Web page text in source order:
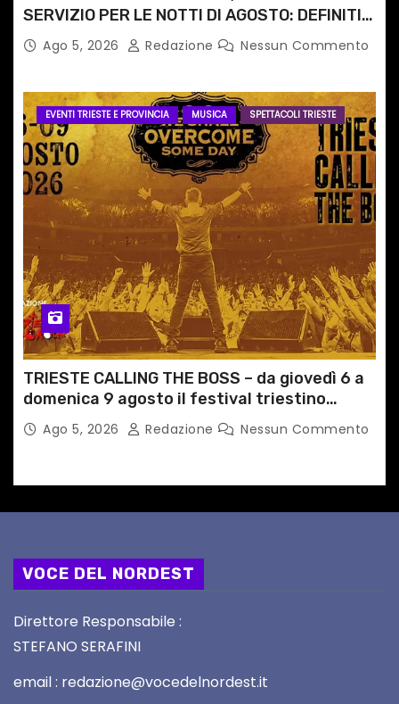
SERVIZIO PER LE NOTTI DI AGOSTO: DEFINITI
PERCORSI, FERMATE E ORARIO
Ago 5, 2026 Redazione Nessun Commento
EVENTI TRIESTE E PROVINCIA MUSICA SPETTACOLI TRIESTE
TRIESTE CALLING THE BOSS – da giovedì 6 a
domenica 9 agosto il festival triestino
dedicato a Springsteen
Ago 5, 2026 Redazione Nessun Commento
VOCE DEL NORDEST
Direttore Responsabile :
STEFANO SERAFINI
email : redazione@vocedelnordest.it